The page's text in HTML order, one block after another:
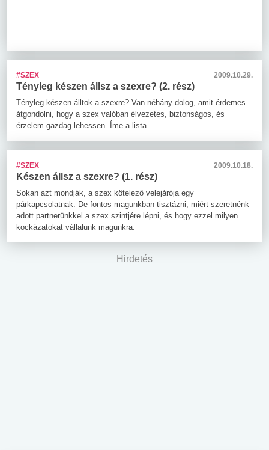
#SZEX 2009.10.29.
Tényleg készen állsz a szexre? (2. rész)
Tényleg készen álltok a szexre? Van néhány dolog, amit érdemes
átgondolni, hogy a szex valóban élvezetes, biztonságos, és
érzelem gazdag lehessen. Íme a lista…
#SZEX 2009.10.18.
Készen állsz a szexre? (1. rész)
Sokan azt mondják, a szex kötelező velejárója egy
párkapcsolatnak. De fontos magunkban tisztázni, miért szeretnénk
adott partnerünkkel a szex szintjére lépni, és hogy ezzel milyen
kockázatokat vállalunk magunkra.
Hirdetés